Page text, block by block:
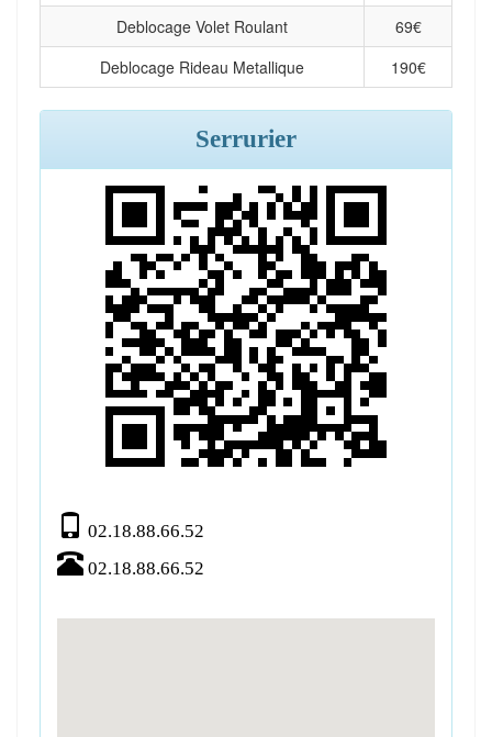
Deblocage Volet Roulant
69€
Deblocage Rideau Metallique
190€
Serrurier
02.18.88.66.52
02.18.88.66.52